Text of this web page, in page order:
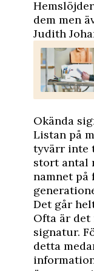
dem men
Judith
Okända
Listan på
tyvärr inte
stort antal
namnet på
Det går
Ofta är det
signatur.
detta